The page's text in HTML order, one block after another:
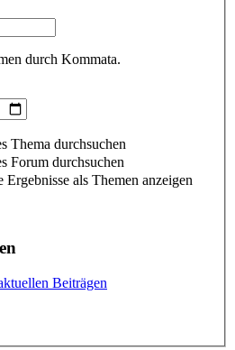
durch Kommata.
Thema durchsuchen
Forum durchsuchen
Ergebnisse als Themen anzeigen
Beiträgen